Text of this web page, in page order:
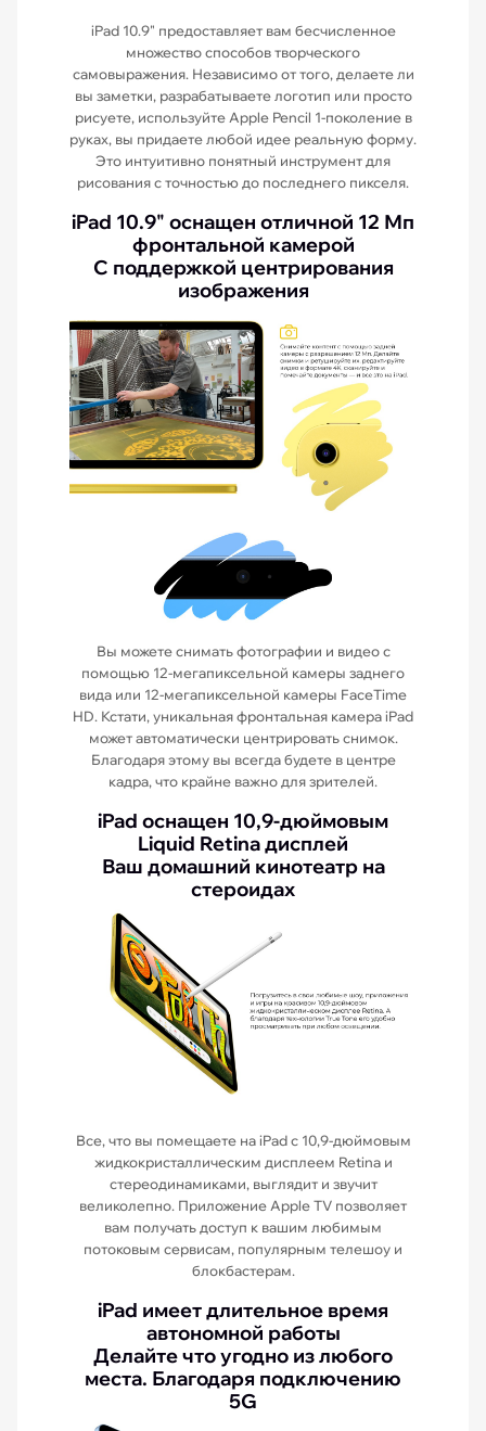
iPad 10.9" предоставляет вам бесчисленное
множество способов творческого
самовыражения. Независимо от того, делаете ли
вы заметки, разрабатываете логотип или просто
рисуете, используйте Apple Pencil 1-поколение в
руках, вы придаете любой идее реальную форму.
Это интуитивно понятный инструмент для
рисования с точностью до последнего пикселя.
iPad 10.9" оснащен отличной 12 Мп
фронтальной камерой
С поддержкой центрирования
изображения
Вы можете снимать фотографии и видео с
помощью 12-мегапиксельной камеры заднего
вида или 12-мегапиксельной камеры FaceTime
HD. Кстати, уникальная фронтальная камера iPad
может автоматически центрировать снимок.
Благодаря этому вы всегда будете в центре
кадра, что крайне важно для зрителей.
iPad оснащен 10,9-дюймовым
Liquid Retina дисплей
Ваш домашний кинотеатр на
стероидах
Все, что вы помещаете на iPad с 10,9-дюймовым
жидкокристаллическим дисплеем Retina и
стереодинамиками, выглядит и звучит
великолепно. Приложение Apple TV позволяет
вам получать доступ к вашим любимым
потоковым сервисам, популярным телешоу и
блокбастерам.
iPad имеет длительное время
автономной работы
Делайте что угодно из любого
места. Благодаря подключению
5G